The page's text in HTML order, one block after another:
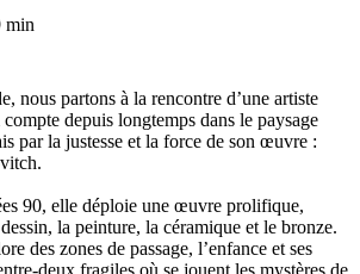
min
nous partons à la rencontre d’une artiste
depuis longtemps dans le paysage
par la justesse et la force de son œuvre :
90, elle déploie une œuvre prolifique,
la peinture, la céramique et le bronze.
des zones de passage, l’enfance et ses